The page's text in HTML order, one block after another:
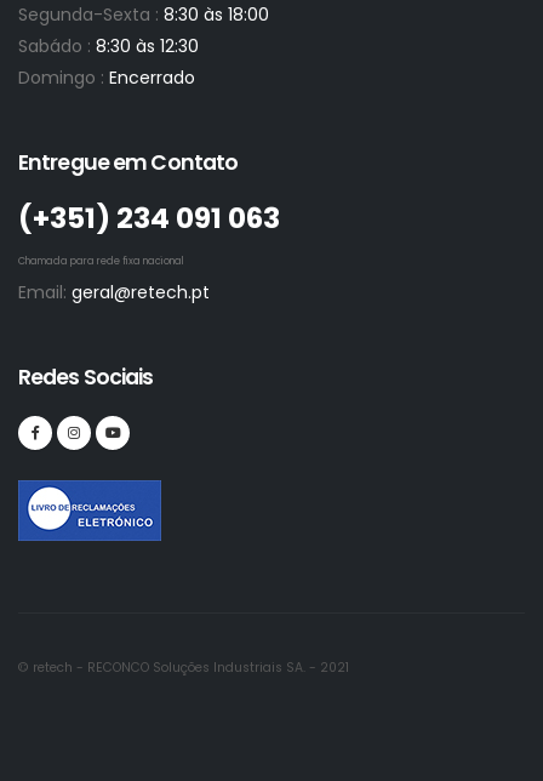
Segunda-Sexta : 8:30 às 18:00
Sabádo : 8:30 às 12:30
Domingo : Encerrado
Entregue em Contato
(+351)­ 234 091 063
Chamada para rede fixa nacional
Email: geral@retech.pt
Redes Sociais
© retech - RECONCO Soluções Industriais SA. - 2021